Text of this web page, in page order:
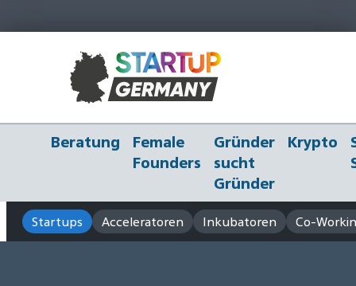
Beratung
Female
Founders
Gründer
sucht
Gründer
Krypto
Startups Acceleratoren Inkubatoren Co-